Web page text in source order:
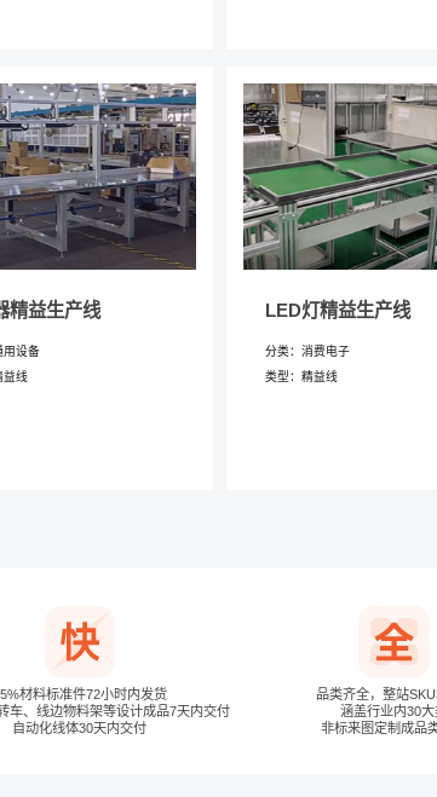
精益生产线
用设备
益线
LED灯精益生产线
分类：消费电子
类型：精益线
材料标准件72小时内发货
车、线边物料架等设计成品7天内交付
自动化线体30天内交付
品类齐全，整站
涵盖行业内30大
非标来图定制成品